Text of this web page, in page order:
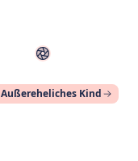
Außereheliches Kind